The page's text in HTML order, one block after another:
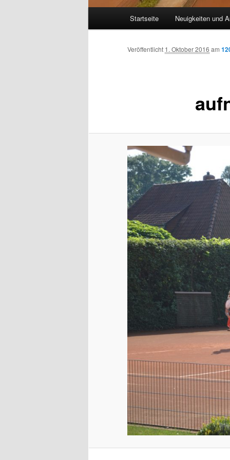
Startseite Neuigkeiten und
Veröffentlicht 1. Oktober 2016 am